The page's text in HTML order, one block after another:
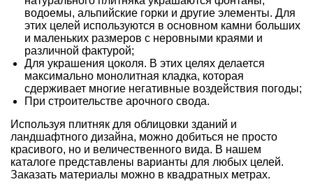
водоемы, альпийские горки и другие элементы. Для
этих целей используются в основном камни больших
и маленьких размеров с неровными краями и
различной фактурой;
Для украшения цоколя. В этих целях делается
максимально монолитная кладка, которая
сдерживает многие негативные воздействия погоды;
При строительстве арочного свода.
Используя плитняк для облицовки зданий и
ландшафтного дизайна, можно добиться не просто
красивого, но и величественного вида. В нашем
каталоге представлены варианты для любых целей.
Заказать материалы можно в квадратных метрах.